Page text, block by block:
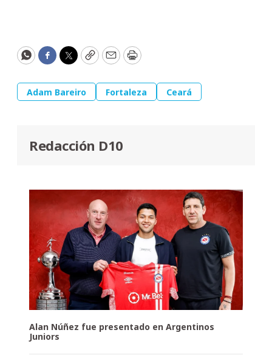
WhatsApp
Facebook
Twitter
CopyEmailPrint
Adam Bareiro Fortaleza Ceará
Redacción D10
Alan Núñez fue presentado en Argentinos
Juniors